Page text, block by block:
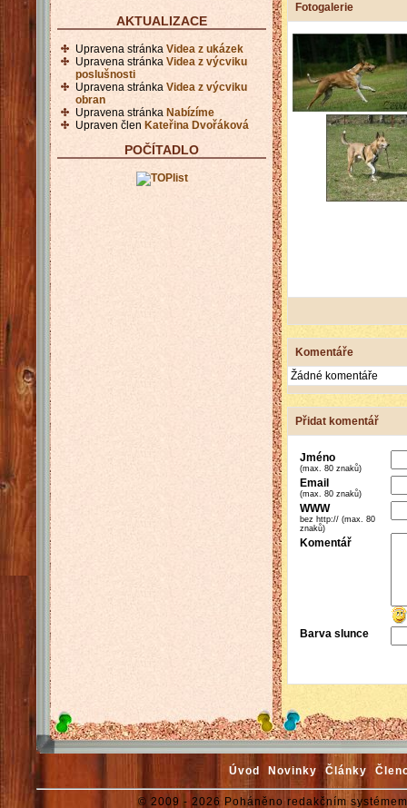
Fotogalerie
Komentáře
Žádné komentáře
Přidat komentář
Jméno
(max. 80 znaků)
Email
(max. 80 znaků)
WWW
bez http:// (max. 80
znaků)
Komentář
Barva slunce
AKTUALIZACE
Upravena stránka Videa z ukázek
Upravena stránka Videa z výcviku
poslušnosti
Upravena stránka Videa z výcviku
obran
Upravena stránka Nabízíme
Upraven člen Kateřina Dvořáková
POČÍTADLO
Úvod Novinky Články
© 2009 - 2026 Poháněno redakčním